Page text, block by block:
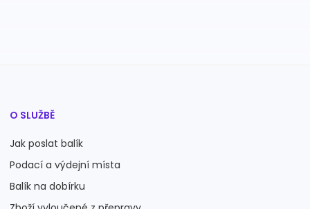
O SLUŽBĚ
Jak poslat balík
Podací a výdejní místa
Balík na dobírku